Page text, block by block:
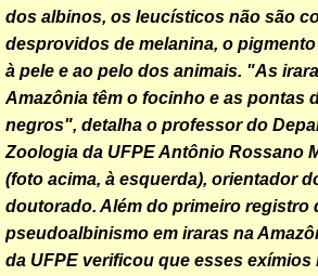
dos albinos, os leucísticos não são
desprovidos de melanina, o
à pele e ao pelo dos animais. "As
Amazônia têm o focinho e as pontas
negros", detalha o professor do
Zoologia da UFPE Antônio Rossano
(foto acima, à esquerda), orientador
doutorado. Além do primeiro registro
pseudoalbinismo em iraras na
da UFPE verificou que esses exímios